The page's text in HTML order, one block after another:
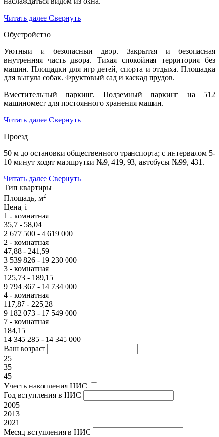
Читать далее Свернуть
Обустройство
Уютный и безопасный двор. Закрытая и безопасная
внутренняя часть двора. Тихая спокойная территория без
машин. Площадки для игр детей, спорта и отдыха. Площадка
для выгула собак. Фруктовый сад и каскад прудов.
Вместительный паркинг. Подземный паркинг на 512
машиномест для постоянного хранения машин.
Читать далее Свернуть
Проезд
50 м до остановки общественного транспорта; с интервалом 5-
10 минут ходят маршрутки №9, 419, 93, автобусы №99, 431.
Читать далее Свернуть
Тип квартиры
Площадь, м2
Цена, i
1 - комнатная
35,7 - 58,04
2 677 500 - 4 619 000
2 - комнатная
47,88 - 241,59
3 539 826 - 19 230 000
3 - комнатная
125,73 - 189,15
9 794 367 - 14 734 000
4 - комнатная
117,87 - 225,28
9 182 073 - 17 549 000
7 - комнатная
184,15
14 345 285 - 14 345 000
Ваш возраст
25
35
45
Учесть накопления НИС
Год вступления в НИС
2005
2013
2021
Месяц вступления в НИС